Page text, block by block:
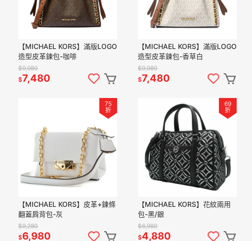
【MICHAEL KORS】滿版LOGO
造型皮革鍊包-咖啡
$9,980
$7,480
【MICHAEL KORS】滿版LOGO
造型皮革鍊包-香草白
$9,980
$7,480
75
折
【MICHAEL KORS】皮革+鍊條
翻蓋肩背包-灰
$9,280
$6,980
69
折
【MICHAEL KORS】花紋兩用
包-黑/銀
$6,980
$4,880